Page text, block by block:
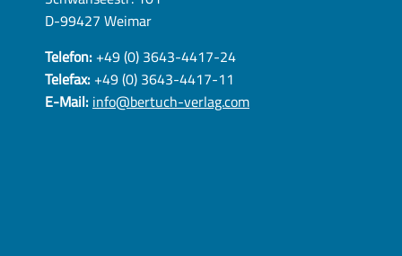
D-99427 Weimar
Telefon:+49 (0) 3643-4417-24
Telefax:+49 (0) 3643-4417-11
E-Mail:info@bertuch-verlag.com